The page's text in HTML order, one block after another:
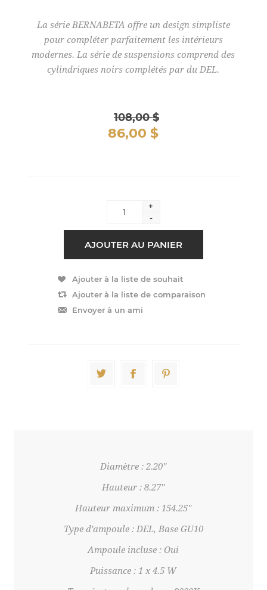
La série BERNABETA offre un design simpliste
pour compléter parfaitement les intérieurs
modernes. La série de suspensions comprend des
cylindriques noirs complétés par du DEL.
108,00 $
86,00 $
+
-
Diamètre : 2.20"
Hauteur : 8.27"
Hauteur maximum : 154.25"
Type d'ampoule : DEL, Base GU10
Ampoule incluse : Oui
Puissance : 1 x 4.5 W